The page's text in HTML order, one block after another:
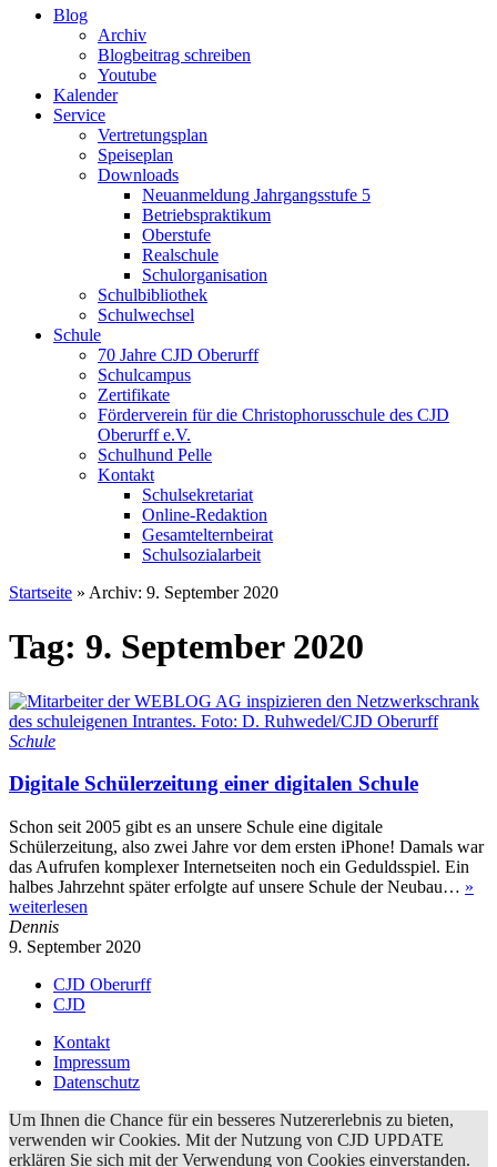
Blog
Archiv
Blogbeitrag schreiben
Youtube
Kalender
Service
Vertretungsplan
Speiseplan
Downloads
Neuanmeldung Jahrgangsstufe 5
Betriebspraktikum
Oberstufe
Realschule
Schulorganisation
Schulbibliothek
Schulwechsel
Schule
70 Jahre CJD Oberurff
Schulcampus
Zertifikate
Förderverein für die Christophorusschule des CJD
Oberurff e.V.
Schulhund Pelle
Kontakt
Schulsekretariat
Online-Redaktion
Gesamtelternbeirat
Schulsozialarbeit
Startseite » Archiv: 9. September 2020
Tag: 9. September 2020
Schule
Digitale Schülerzeitung einer digitalen Schule
Schon seit 2005 gibt es an unsere Schule eine digitale
Schülerzeitung, also zwei Jahre vor dem ersten iPhone! Damals war
das Aufrufen komplexer Internetseiten noch ein Geduldsspiel. Ein
halbes Jahrzehnt später erfolgte auf unsere Schule der Neubau… »
weiterlesen
Dennis
9. September 2020
CJD Oberurff
CJD
Kontakt
Impressum
Datenschutz
Um Ihnen die Chance für ein besseres Nutzererlebnis zu bieten,
verwenden wir Cookies. Mit der Nutzung von CJD UPDATE
erklären Sie sich mit der Verwendung von Cookies einverstanden.